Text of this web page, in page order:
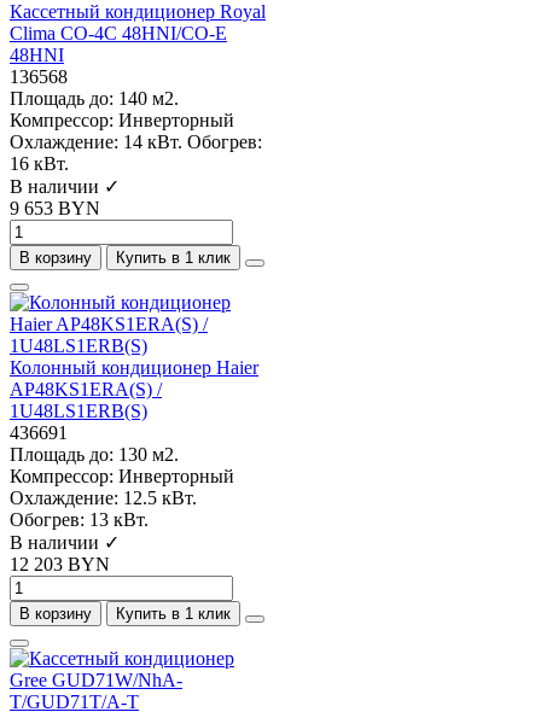
Кассетный кондиционер Royal
Clima CO-4C 48HNI/CO-E
48HNI
136568
Площадь до: 140 м2.
Компрессор: Инверторный
Охлаждение: 14 кВт. Обогрев:
16 кВт.
В наличии ✓
9 653 BYN
В корзину Купить в 1 клик
Колонный кондиционер Haier
AP48KS1ERA(S) /
1U48LS1ERB(S)
436691
Площадь до: 130 м2.
Компрессор: Инверторный
Охлаждение: 12.5 кВт.
Обогрев: 13 кВт.
В наличии ✓
12 203 BYN
В корзину Купить в 1 клик